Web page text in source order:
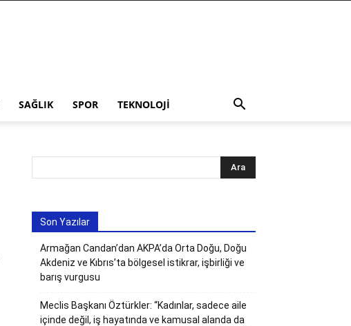
SAĞLIK SPOR TEKNOLOJI
Son Yazılar
Armağan Candan’dan AKPA’da Orta Doğu, Doğu
Akdeniz ve Kıbrıs’ta bölgesel istikrar, işbirliği ve
barış vurgusu
Meclis Başkanı Öztürkler: “Kadınlar, sadece aile
içinde değil, iş hayatında ve kamusal alanda da